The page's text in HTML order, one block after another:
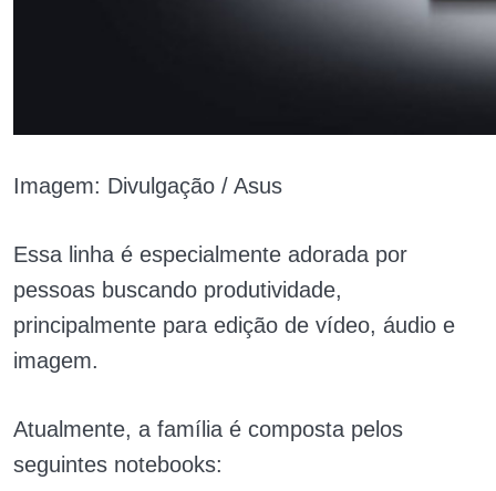
Imagem: Divulgação / Asus
Essa linha é especialmente adorada por
pessoas buscando produtividade,
principalmente para edição de vídeo, áudio e
imagem.
Atualmente, a família é composta pelos
seguintes notebooks: